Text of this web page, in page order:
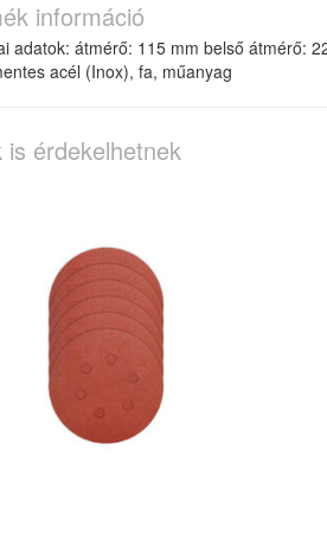
információ
adatok: átmérő: 115 mm belső átmérő:
acél (Inox), fa, műanyag
is érdekelhetnek